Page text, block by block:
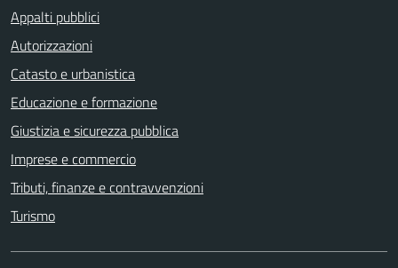
Appalti pubblici
Autorizzazioni
Catasto e urbanistica
Educazione e formazione
Giustizia e sicurezza pubblica
Imprese e commercio
Tributi, finanze e contravvenzioni
Turismo